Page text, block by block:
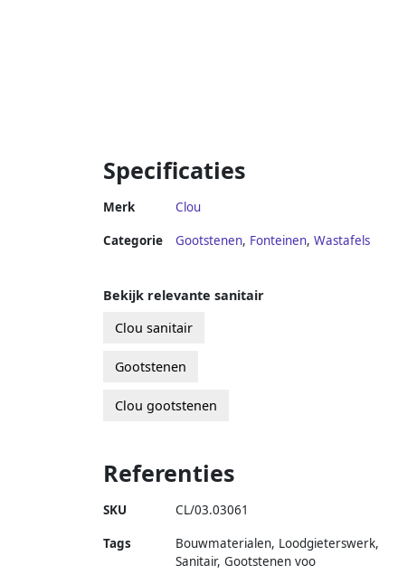
Specificaties
Merk Clou
Categorie Gootstenen, Fonteinen, Wastafels
Bekijk relevante sanitair
Clou sanitair
Gootstenen
Clou gootstenen
Referenties
SKU CL/03.03061
Tags
Bouwmaterialen, Loodgieterswerk,
Sanitair, Gootstenen voo